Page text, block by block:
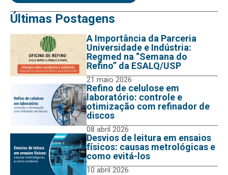
Últimas Postagens
A Importância da Parceria
Universidade e Indústria:
Regmed na “Semana do
Refino” da ESALQ/USP
21 maio 2026
Refino de celulose em
laboratório: controle e
otimização com refinador de
discos
08 abril 2026
Desvios de leitura em ensaios
físicos: causas metrológicas e
como evitá-los
10 abril 2026